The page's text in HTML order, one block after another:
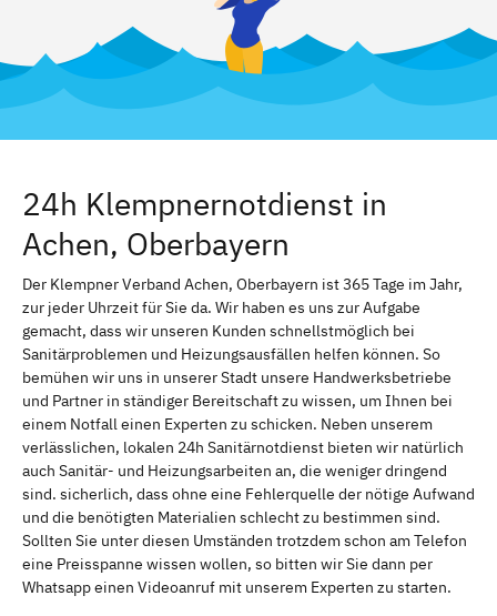
24h Klempnernotdienst in
Achen, Oberbayern
Der Klempner Verband Achen, Oberbayern ist 365 Tage im Jahr,
zur jeder Uhrzeit für Sie da. Wir haben es uns zur Aufgabe
gemacht, dass wir unseren Kunden schnellstmöglich bei
Sanitärproblemen und Heizungsausfällen helfen können. So
bemühen wir uns in unserer Stadt unsere Handwerksbetriebe
und Partner in ständiger Bereitschaft zu wissen, um Ihnen bei
einem Notfall einen Experten zu schicken. Neben unserem
verlässlichen, lokalen 24h Sanitärnotdienst bieten wir natürlich
auch Sanitär- und Heizungsarbeiten an, die weniger dringend
sind. sicherlich, dass ohne eine Fehlerquelle der nötige Aufwand
und die benötigten Materialien schlecht zu bestimmen sind.
Sollten Sie unter diesen Umständen trotzdem schon am Telefon
eine Preisspanne wissen wollen, so bitten wir Sie dann per
Whatsapp einen Videoanruf mit unserem Experten zu starten.